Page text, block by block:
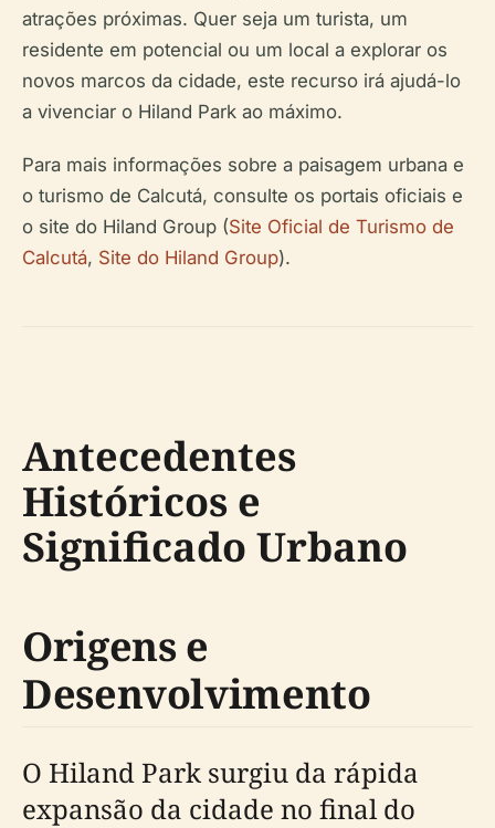
atrações próximas. Quer seja um turista, um
residente em potencial ou um local a explorar os
novos marcos da cidade, este recurso irá ajudá-lo
a vivenciar o Hiland Park ao máximo.
Para mais informações sobre a paisagem urbana e
o turismo de Calcutá, consulte os portais oficiais e
o site do Hiland Group (Site Oficial de Turismo de
Calcutá, Site do Hiland Group).
Antecedentes
Históricos e
Significado Urbano
Origens e
Desenvolvimento
O Hiland Park surgiu da rápida
expansão da cidade no final do